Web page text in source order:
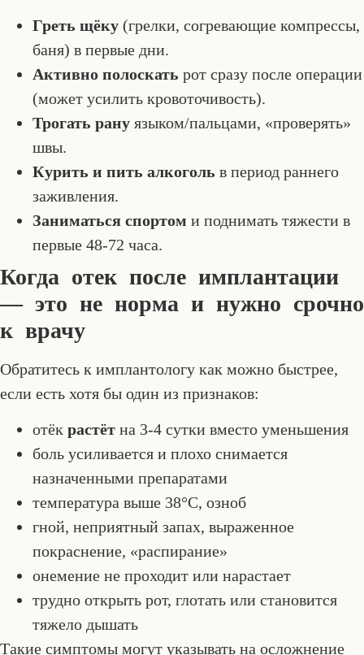
Греть щёку (грелки, согревающие компрессы,
баня) в первые дни.
Активно полоскать рот сразу после операции
(может усилить кровоточивость).
Трогать рану языком/пальцами, «проверять»
швы.
Курить и пить алкоголь в период раннего
заживления.
Заниматься спортом и поднимать тяжести в
первые 48-72 часа.
Когда отек после имплантации
— это не норма и нужно срочно
к врачу
Обратитесь к имплантологу как можно быстрее,
если есть хотя бы один из признаков:
отёк растёт на 3-4 сутки вместо уменьшения
боль усиливается и плохо снимается
назначенными препаратами
температура выше 38°C, озноб
гной, неприятный запах, выраженное
покраснение, «распирание»
онемение не проходит или нарастает
трудно открыть рот, глотать или становится
тяжело дышать
Такие симптомы могут указывать на осложнение